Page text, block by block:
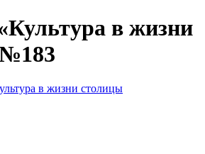
в жизни
в жизни столицы